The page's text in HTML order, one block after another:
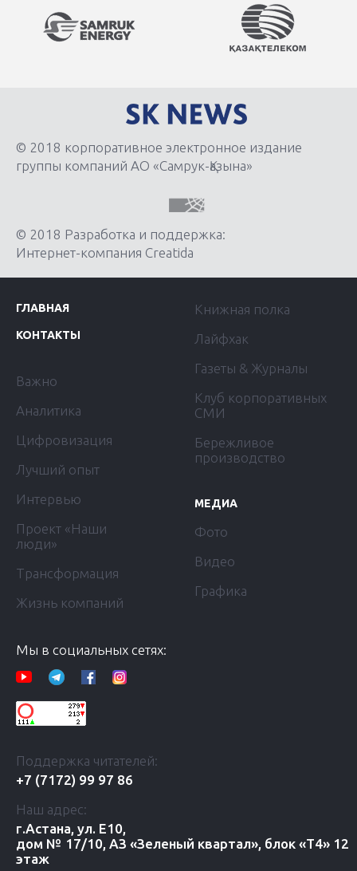
© 2018 корпоративное электронное издание
группы компаний АО «Самрук-Қазына»
© 2018 Разработка и поддержка:
Интернет-компания Creatida
ГЛАВНАЯ
КОНТАКТЫ
Важно
Аналитика
Цифровизация
Лучший опыт
Интервью
Проект «Наши
люди»
Трансформация
Жизнь компаний
Книжная полка
Лайфхак
Газеты & Журналы
Клуб корпоративных
СМИ
Бережливое
производство
МЕДИА
Фото
Видео
Графика
Мы в социальных сетях:
Поддержка читателей:
+7 (7172) 99 97 86
Наш адрес:
г.Астана, ул. Е10,
дом № 17/10, АЗ «Зеленый квартал», блок «Т4» 12
этаж